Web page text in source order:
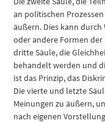
an politischen
äußern. Dies kann
oder andere Formen
dritte Säule, die
behandelt werden und
ist das Prinzip, das
Die vierte und letzte
Meinungen zu äußern,
nach eigenen